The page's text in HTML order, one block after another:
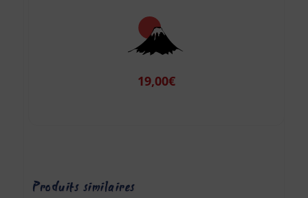
19,00€
Produits similaires